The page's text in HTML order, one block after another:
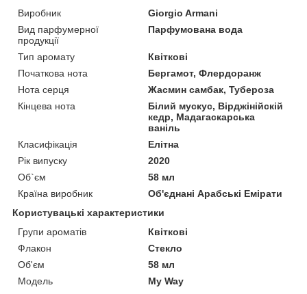
Виробник
Giorgio Armani
Вид парфумерної
продукції
Парфумована вода
Тип аромату
Квіткові
Початкова нота
Бергамот, Флердоранж
Нота серця
Жасмин самбак, Тубероза
Кінцева нота
Білий мускус, Вірджінійскій
кедр, Мадагаскарська
ваніль
Класифікація
Елітна
Рік випуску
2020
Об`єм
58 мл
Країна виробник
Об'єднані Арабські Емірати
Користувацькі характеристики
Групи ароматів
Квіткові
Флакон
Стекло
Об'єм
58 мл
Мoдель
My Way